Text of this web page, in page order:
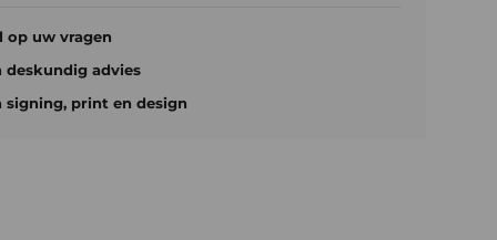
op uw vragen
deskundig advies
signing, print en design